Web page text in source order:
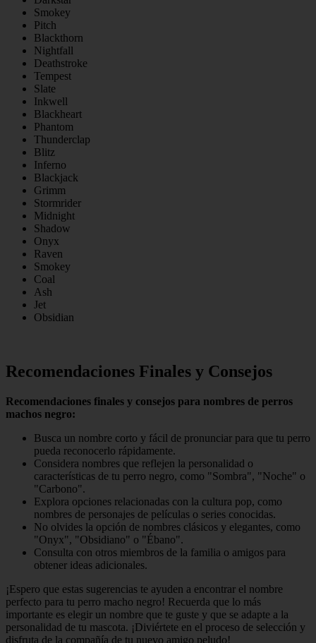
Smokey
Pitch
Blackthorn
Nightfall
Deathstroke
Tempest
Slate
Inkwell
Blackheart
Phantom
Thunderclap
Blitz
Inferno
Blackjack
Grimm
Stormrider
Midnight
Shadow
Onyx
Raven
Smokey
Coal
Ash
Jet
Obsidian
Recomendaciones Finales y Consejos
Recomendaciones finales y consejos para nombres de perros
machos negro:
Busca un nombre corto y fácil de pronunciar para que tu perro
pueda reconocerlo rápidamente.
Considera nombres que reflejen la personalidad o
características de tu perro negro, como "Sombra", "Noche" o
"Carbono".
Explora opciones relacionadas con la cultura pop, como
nombres de personajes de películas o series conocidas.
No olvides la opción de nombres clásicos y elegantes, como
"Onyx", "Obsidiano" o "Ébano".
Consulta con otros miembros de la familia o amigos para
obtener ideas adicionales.
¡Espero que estas sugerencias te ayuden a encontrar el nombre
perfecto para tu perro macho negro! Recuerda que lo más
importante es elegir un nombre que te guste y que se adapte a la
personalidad de tu mascota. ¡Diviértete en el proceso de selección y
disfruta de la compañía de tu nuevo amigo peludo!